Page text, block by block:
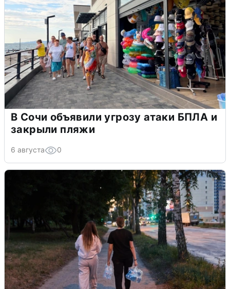
В Сочи объявили угрозу атаки БПЛА и
закрыли пляжи
6 августа 0